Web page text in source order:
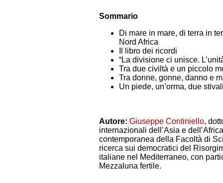
Sommario
Di mare in mare, di terra in
Nord Africa
Il libro dei ricordi
“La divisione ci unisce.
Tra due civiltà e un piccolo
Tra donne, gonne, danno e
Un piede, un’orma, due
Autore: Giuseppe Continiello,
internazionali dell’Asia e
contemporanea della Facoltà di
ricerca sui democratici del
italiane nel Mediterraneo, con
Mezzaluna fertile.